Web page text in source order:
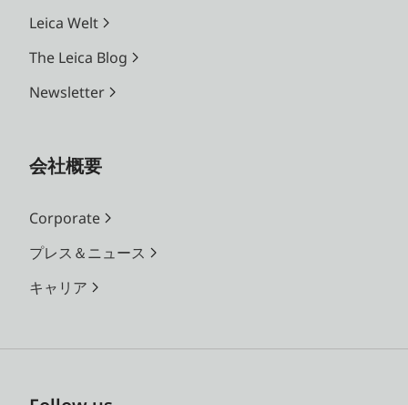
Leica Welt
The Leica Blog
Newsletter
会社概要
Corporate
プレス＆ニュース
キャリア